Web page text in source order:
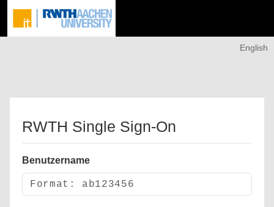
English
RWTH Single Sign-On
Benutzername